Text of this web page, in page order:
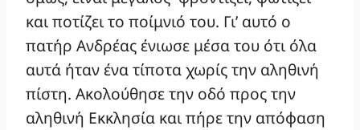
και ποτίζει το ποίμνιό του. Γι’ αυτό ο
πατήρ Ανδρέας ένιωσε μέσα του ότι όλα
αυτά ήταν ένα τίποτα χωρίς την αληθινή
πίστη. Ακολούθησε την οδό προς την
αληθινή Εκκλησία και πήρε την απόφαση